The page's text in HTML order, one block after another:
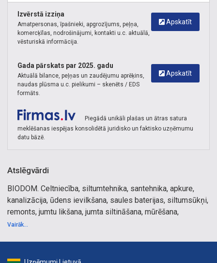
Apskatīt
Izvērstā izziņa
Amatpersonas, īpašnieki, apgrozījums, peļņa,
komercķīlas, nodrošinājumi, kontakti u.c. aktuālā,
vēsturiskā informācija.
Apskatīt
Gada pārskats par 2025. gadu
Aktuālā bilance, peļņas un zaudējumu aprēķins,
naudas plūsma u.c. pielikumi – skenēts / EDS
formāts.
Piegādā unikāli plašas un ātras satura
meklēšanas iespējas konsolidētā juridisko un faktisko uzņēmumu
datu bāzē.
Atslēgvārdi
BIODOM. Celtniecība, siltumtehnika, santehnika, apkure,
kanalizācija, ūdens ievilkšana, saules baterijas, siltumsūkņi,
remonts, jumtu likšana, jumta siltināšana, mūrēšana,
betonēšana, bruģēšana, santehnikas realizācija, katlumāja,
būvniecība, sienas, grīdas, flīzēšana, krāsošana, gāzes
Vairāk...